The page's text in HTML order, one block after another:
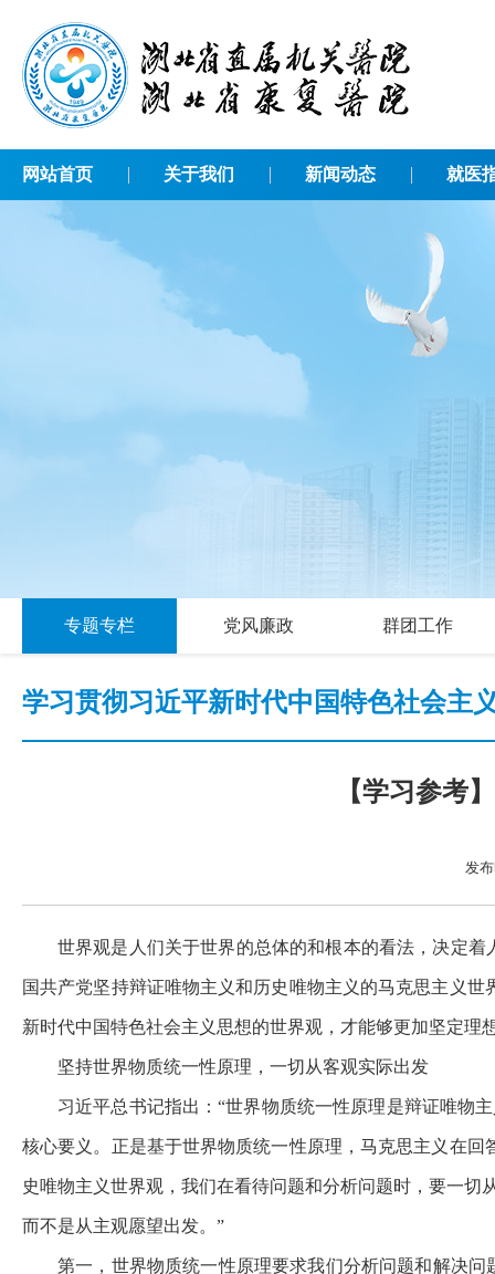
网站首页 关于我们 新闻动态 就医
专题专栏 党风廉政 群团工作
学习贯彻习近平新时代中国特色社会主
【学习参考
发
世界观是人们关于世界的总体的和根本的看法，决定
国共产党坚持辩证唯物主义和历史唯物主义的马克思主义
新时代中国特色社会主义思想的世界观，才能够更加坚定
坚持世界物质统一性原理，一切从客观实际出发
习近平总书记指出：“世界物质统一性原理是辩证唯物
核心要义。正是基于世界物质统一性原理，马克思主义在
史唯物主义世界观，我们在看待问题和分析问题时，要一
而不是从主观愿望出发。”
第一，世界物质统一性原理要求我们分析问题和解决